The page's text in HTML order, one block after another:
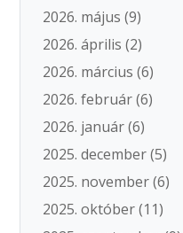
2026. május (9)
2026. április (2)
2026. március (6)
2026. február(6)
2026. január(6)
2025. december(5)
2025. november(6)
2025. október(11)